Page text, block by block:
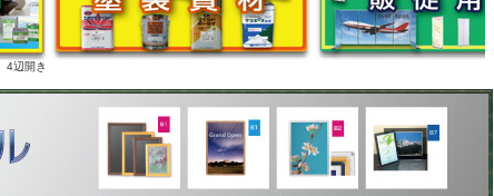
4辺開き